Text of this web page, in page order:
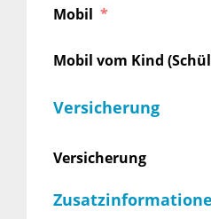
Mobil
Mobil vom Kind
Versicherung
Versicherung